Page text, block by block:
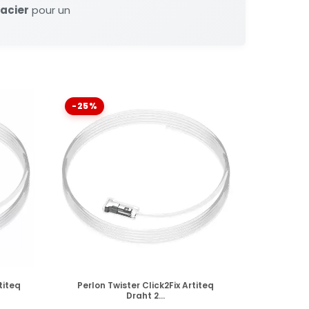
pour un
-25%
VERFÜGBAR
Perlon Twister Click2Fix Artiteq
Draht 2...